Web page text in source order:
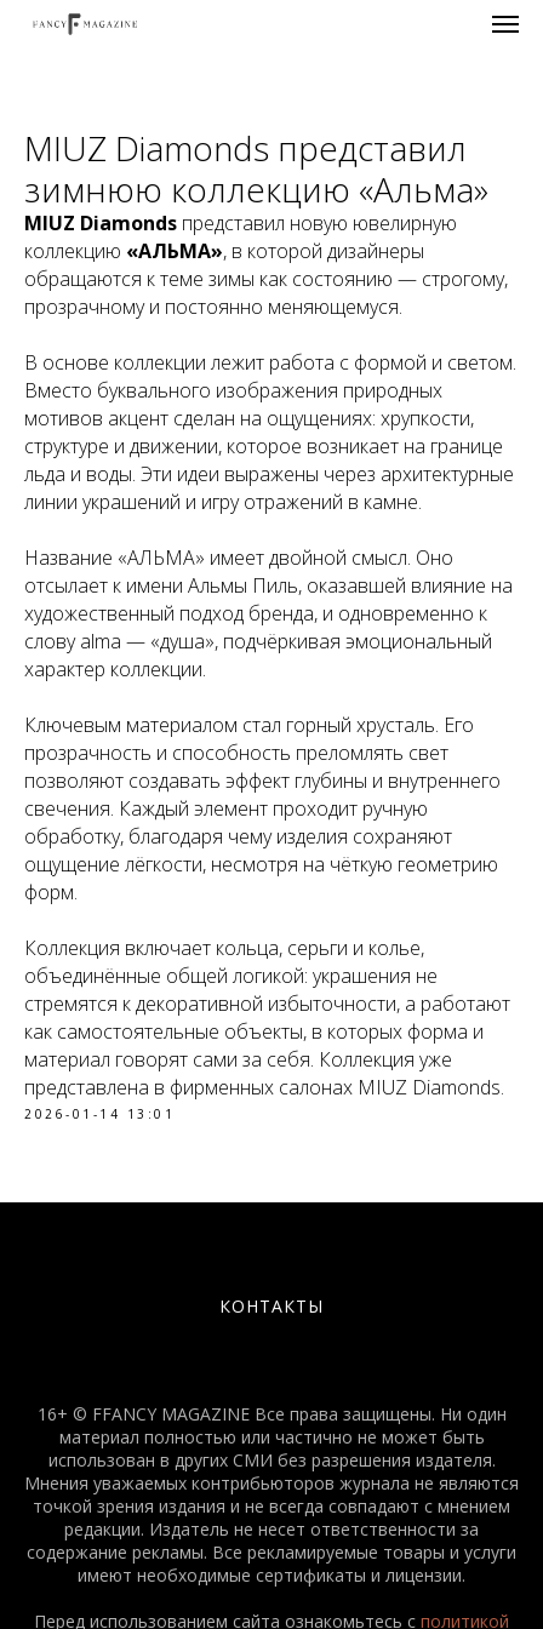
MIUZ Diamonds представил
зимнюю коллекцию «Альма»
MIUZ Diamonds представил новую ювелирную
коллекцию «АЛЬМА», в которой дизайнеры
обращаются к теме зимы как состоянию — строгому,
прозрачному и постоянно меняющемуся.
В основе коллекции лежит работа с формой и светом.
Вместо буквального изображения природных
мотивов акцент сделан на ощущениях: хрупкости,
структуре и движении, которое возникает на границе
льда и воды. Эти идеи выражены через архитектурные
линии украшений и игру отражений в камне.
Название «АЛЬМА» имеет двойной смысл. Оно
отсылает к имени Альмы Пиль, оказавшей влияние на
художественный подход бренда, и одновременно к
словуalma — «душа», подчёркивая эмоциональный
характер коллекции.
Ключевым материалом стал горный хрусталь. Его
прозрачность и способность преломлять свет
позволяют создавать эффект глубины и внутреннего
свечения. Каждый элемент проходит ручную
обработку, благодаря чему изделия сохраняют
ощущение лёгкости, несмотря на чёткую геометрию
форм.
Коллекция включает кольца, серьги и колье,
объединённые общей логикой: украшения не
стремятся к декоративной избыточности, а работают
как самостоятельные объекты, в которых форма и
материал говорят сами за себя. Коллекция уже
представлена в фирменных салонах MIUZ Diamonds.
2026-01-14 13:01
КОНТАКТЫ
16+ © FFANCY MAGAZINE Все права защищены. Ни один
материал полностью или частично не может быть
использован в других СМИ без разрешения издателя.
Мнения уважаемых контрибьюторов журнала не являются
точкой зрения издания и не всегда совпадают с мнением
редакции. Издатель не несет ответственности за
содержание рекламы. Все рекламируемые товары и услуги
имеют необходимые сертификаты и лицензии.
Перед использованием сайта ознакомьтесь с политикой